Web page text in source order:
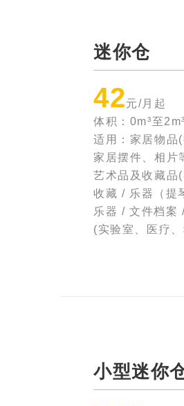
迷你仓
42元/月起
体积：0m³至2m³
适用：家居物品
家居摆件、相
艺术品及收藏品
收藏 / 乐器（提
乐器 / 文件档案
(实验室、医疗
小型迷你